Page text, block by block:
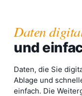
Daten
und
Daten, die Sie
Ablage und
einfach. Die